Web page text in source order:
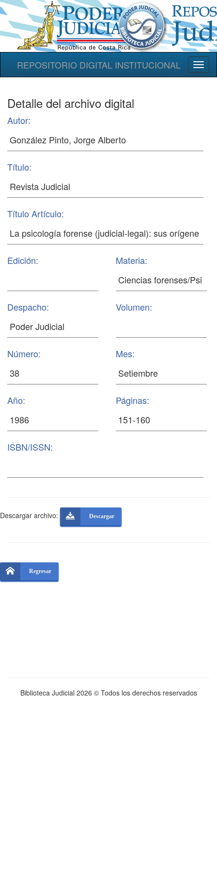
REPOSITORIO DIGITAL INSTITUCIONAL
Detalle del archivo digital
Autor:
Título:
Título Artículo:
Edición: Materia:
Despacho: Volumen:
Número: Mes:
Año: Páginas:
ISBN/ISSN:
Descargar archivo: Descargar
Regresar
Biblioteca Judicial 2026 © Todos los derechos reservados